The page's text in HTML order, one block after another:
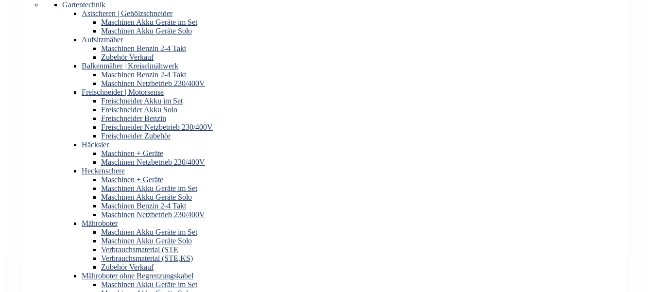
Gartentechnik
Astscheren | Gehölzschneider
Maschinen Akku Geräte im Set
Maschinen Akku Geräte Solo
Aufsitzmäher
Maschinen Benzin 2-4 Takt
Zubehör Verkauf
Balkenmäher | Kreiselmähwerk
Maschinen Benzin 2-4 Takt
Maschinen Netzbetrieb 230/400V
Freischneider | Motorsense
Freischneider Akku im Set
Freischneider Akku Solo
Freischneider Benzin
Freischneider Netzbetrieb 230/400V
Freischneider Zubehör
Häcksler
Maschinen + Geräte
Maschinen Netzbetrieb 230/400V
Heckenschere
Maschinen + Geräte
Maschinen Akku Geräte im Set
Maschinen Akku Geräte Solo
Maschinen Benzin 2-4 Takt
Maschinen Netzbetrieb 230/400V
Mähroboter
Maschinen Akku Geräte im Set
Maschinen Akku Geräte Solo
Verbrauchsmaterial (STE
Verbrauchsmaterial (STE,KS)
Zubehör Verkauf
Mähroboter ohne Begrenzungskabel
Maschinen Akku Geräte im Set